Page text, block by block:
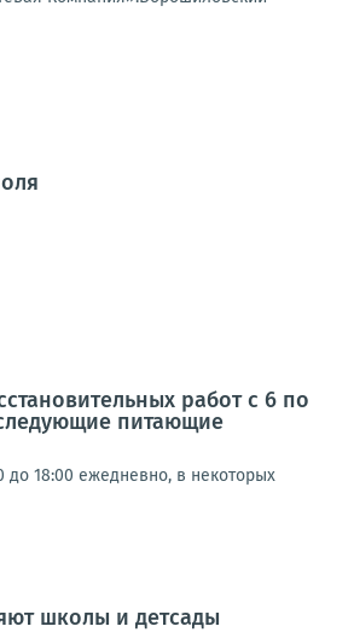
работ с 6 по
питающие
до 18:00 ежедневно, в некоторых
школы и детсады